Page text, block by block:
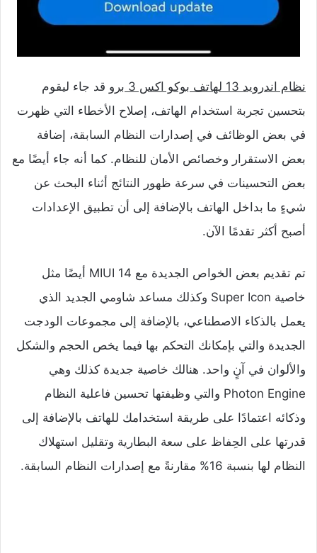
نظام اندرويد 13 لهاتف بوكو اكس 3 برو
قد جاء ليقوم
بتحسين تجربة استخدام الهاتف، إصلاح الأخطاء التي ظهرت
في بعض الوظائف في إصدارات النظام السابقة، إضافة
بعض الاستقرار وخصائص الأمان للنظام. كما أنه جاء أيضًا مع
بعض التحسينات في سرعة ظهور النتائج أثناء البحث عن
شيءٍ ما بداخل الهاتف بالإضافة إلى أن تطبيق الإعدادات
أصبح أكثر تقدمًا الآن.
تم تقديم بعض الخواص الجديدة مع MIUI 14 أيضًا مثل
خاصية Super Icon وكذلك مساعد شاومي الجديد الذي
يعمل بالذكاء الاصطناعي، بالإضافة إلى مجموعات الودجت
الجديدة والتي بإمكانك التحكم بها فيما يخص الحجم والشكل
والألوان في آنٍ واحد. هنالك خاصية جديدة كذلك وهي
Photon Engine والتي وظيفتها تحسين فاعلية النظام
وذكائه اعتمادًا على طريقة استخدامك للهاتف بالإضافة إلى
قدرتها على الحِفاظ على سعة البطارية وتقليل استهلاك
النظام لها بنسبة 16% مقارنةً مع إصدارات النظام السابقة.